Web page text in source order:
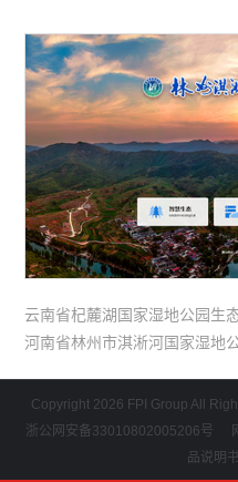
云南省杞麓湖国家湿地公园生
河南省林州市淇淅河国家湿地
Copyright 2026 FPI Group All
浙公网安备33010802005206号
品说明